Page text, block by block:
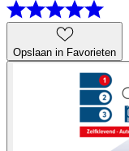
Opslaan in Favorieten